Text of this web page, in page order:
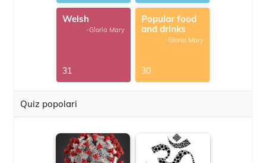
Welsh
-Gloria Mary
31
Popular food
and drinks
-Gloria Mary
30
Quiz popolari